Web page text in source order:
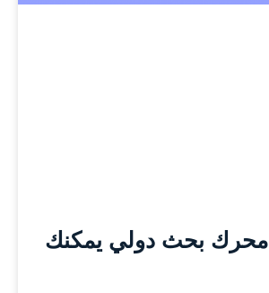
أفضل 15 محرك بحث دولي يمكنك